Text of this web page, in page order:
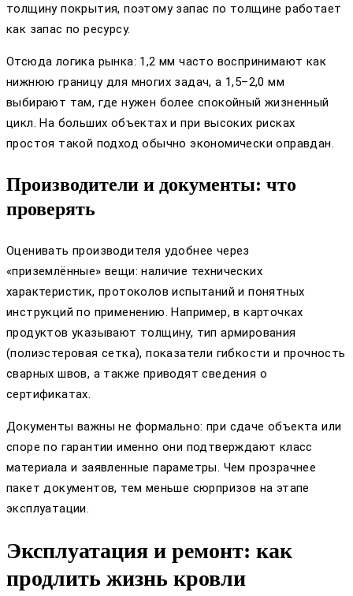
толщину покрытия, поэтому запас по толщине работает
как запас по ресурсу.
Отсюда логика рынка: 1,2 мм часто воспринимают как
нижнюю границу для многих задач, а 1,5–2,0 мм
выбирают там, где нужен более спокойный жизненный
цикл. На больших объектах и при высоких рисках
простоя такой подход обычно экономически оправдан.
Производители и документы: что
проверять
Оценивать производителя удобнее через
«приземлённые» вещи: наличие технических
характеристик, протоколов испытаний и понятных
инструкций по применению. Например, в карточках
продуктов указывают толщину, тип армирования
(полиэстеровая сетка), показатели гибкости и прочность
сварных швов, а также приводят сведения о
сертификатах.
Документы важны не формально: при сдаче объекта или
споре по гарантии именно они подтверждают класс
материала и заявленные параметры. Чем прозрачнее
пакет документов, тем меньше сюрпризов на этапе
эксплуатации.
Эксплуатация и ремонт: как
продлить жизнь кровли